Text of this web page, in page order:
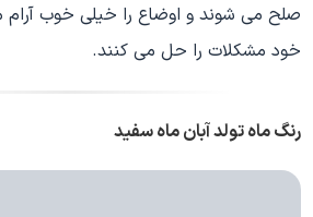
صلح می شوند و اوضاع را خیلی خوب آرام
خود مشکلات را حل می کنند.
رنگ ماه تولد آبان ماه سفید